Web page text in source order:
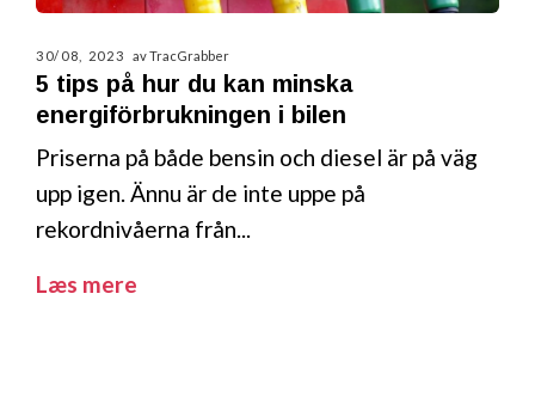
30/08, 2023 av TracGrabber
5 tips på hur du kan minska
energiförbrukningen i bilen
Priserna på både bensin och diesel är på väg
upp igen. Ännu är de inte uppe på
rekordnivåerna från...
Læs mere